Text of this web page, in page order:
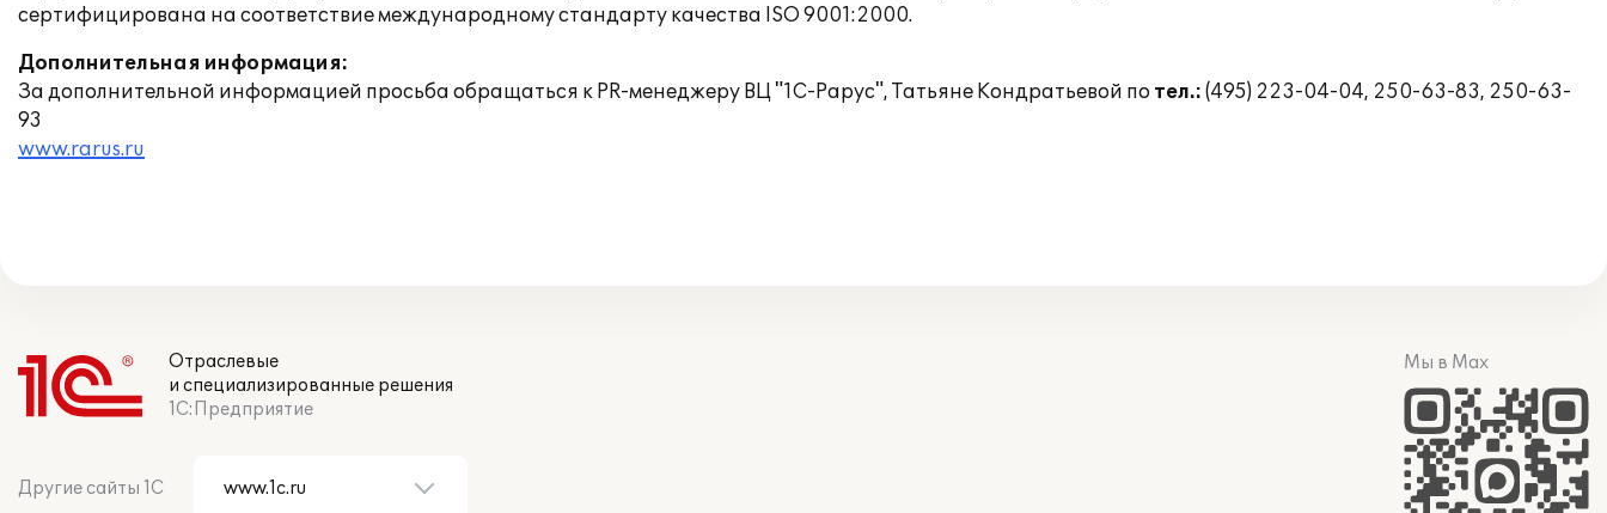
сертифицирована на соответствие международному стандарту качества ISO 9001:2000.
Дополнительная информация:
За дополнительной информацией просьба обращаться к PR-менеджеру ВЦ "1С-Рарус", Татьяне Кондратьевой по тел.: (495) 223-04-04, 250-63-83, 250-63-
93
www.rarus.ru
Отраслевые
и специализированные решения
1С:Предприятие
Другие сайты 1С
Мы в Max